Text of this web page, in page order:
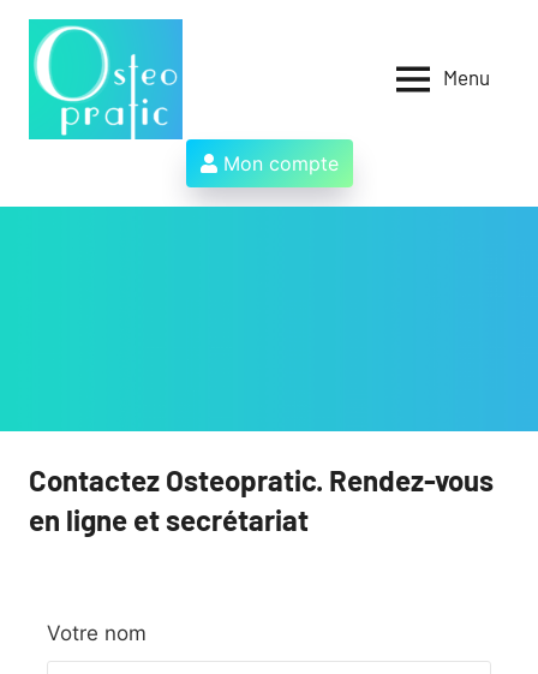
Aller
contenu
des
ostéopathes
et
Menu
Mon compte
Contactez Osteopratic. Rendez-vous
en ligne et secrétariat
Votre nom